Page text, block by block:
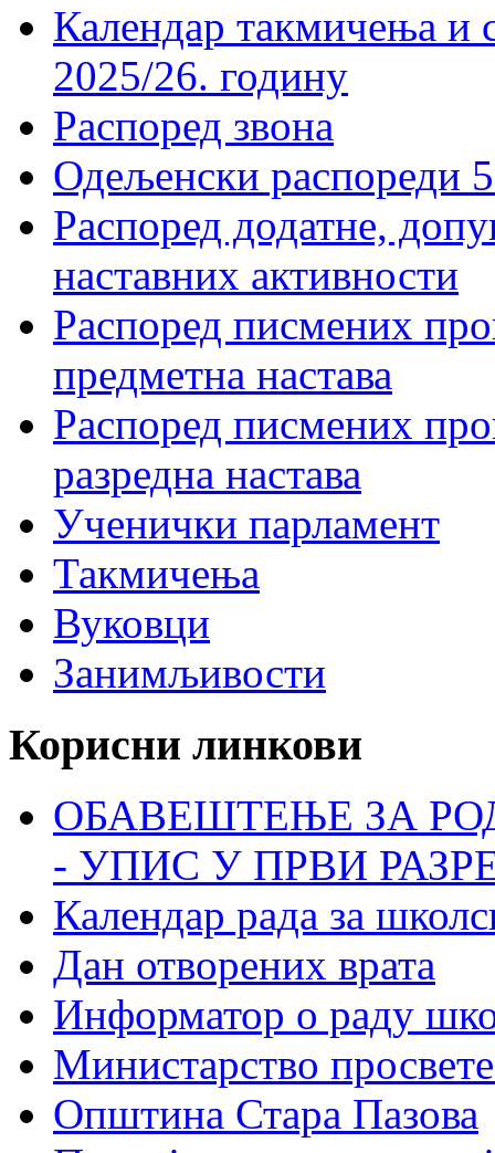
Календар такмичења
2025/26. годину
Распоред звона
Одељенски распореди
Распоред додатне,
наставних активности
Распоред писмених
предметна настава
Распоред писмених
разредна настава
Ученички парламент
Такмичења
Вуковци
Занимљивости
Корисни линкови
ОБАВЕШТЕЊЕ ЗА
- УПИС У ПРВИ
Календар рада за
Дан отворених врата
Информатор о раду
Министарство
Општина Стара Пазова